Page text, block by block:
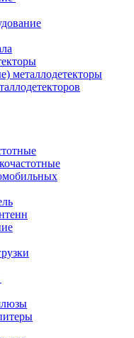
металлодетекторы